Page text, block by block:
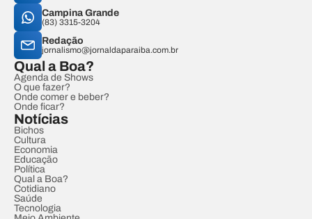
Campina Grande
(83) 3315-3204
Redação
jornalismo@jornaldaparaiba.com.br
Qual a Boa?
Agenda de Shows
O que fazer?
Onde comer e beber?
Onde ficar?
Notícias
Bichos
Cultura
Economia
Educação
Política
Qual a Boa?
Cotidiano
Saúde
Tecnologia